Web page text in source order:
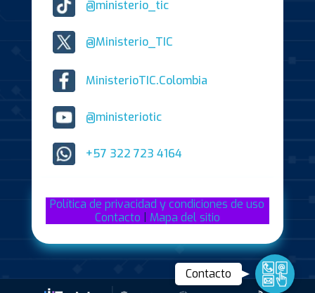
@ministerio_tic
@Ministerio_TIC
MinisterioTIC.Colombia
@ministeriotic
+57 322 723 4164
Política de privacidad y condiciones de uso
Contacto
Mapa del sitio
Contacto